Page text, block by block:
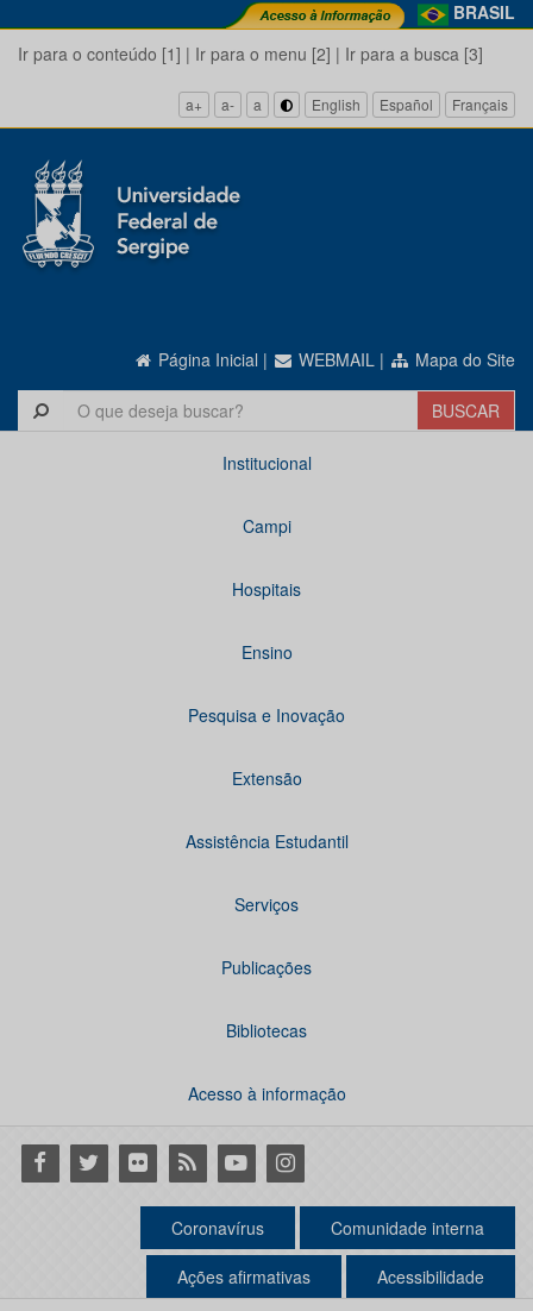
BRASIL
Ir para o conteúdo [1] | Ir para o menu [2] | Ir para a busca [3]
a+ a- a English Español Français
Página Inicial | WEBMAIL | Mapa do Site
Institucional
Campi
Hospitais
Ensino
Pesquisa e Inovação
Extensão
Assistência Estudantil
Serviços
Publicações
Bibliotecas
Acesso à informação
Facebook
Twitter Flickr RSS YoutubeInstagram
Coronavírus Comunidade interna
Ações afirmativas Acessibilidade